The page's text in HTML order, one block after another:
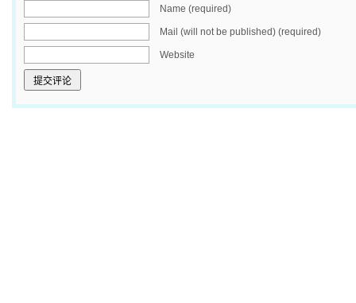
Name (required)
Mail (will not be published) (required)
Website